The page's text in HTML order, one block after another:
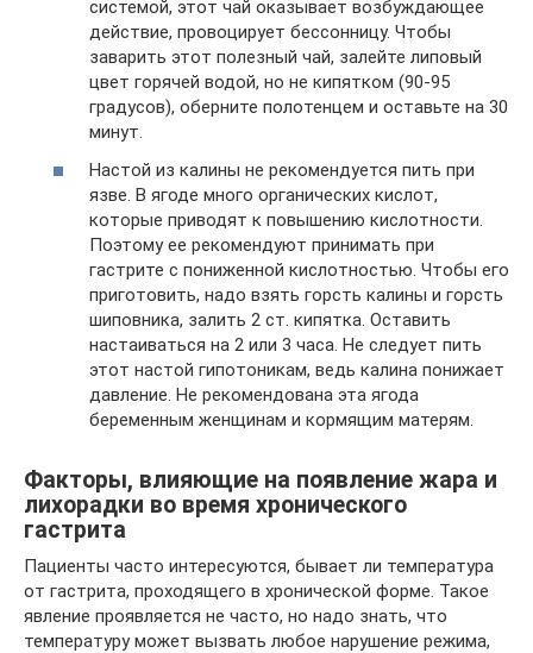
системой, этот чай оказывает возбуждающее
действие, провоцирует бессонницу. Чтобы
заварить этот полезный чай, залейте липовый
цвет горячей водой, но не кипятком (90-95
градусов), оберните полотенцем и оставьте на 30
минут.
Настой из калины не рекомендуется пить при
язве. В ягоде много органических кислот,
которые приводят к повышению кислотности.
Поэтому ее рекомендуют принимать при
гастрите с пониженной кислотностью. Чтобы его
приготовить, надо взять горсть калины и горсть
шиповника, залить 2 ст. кипятка. Оставить
настаиваться на 2 или 3 часа. Не следует пить
этот настой гипотоникам, ведь калина понижает
давление. Не рекомендована эта ягода
беременным женщинам и кормящим матерям.
Факторы, влияющие на появление жара и
лихорадки во время хронического
гастрита
Пациенты часто интересуются, бывает ли температура
от гастрита, проходящего в хронической форме. Такое
явление проявляется не часто, но надо знать, что
температуру может вызвать любое нарушение режима,